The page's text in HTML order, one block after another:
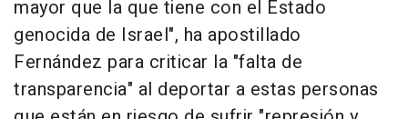
mayor que la que tiene con el Estado
genocida de Israel", ha apostillado
Fernández para criticar la "falta de
transparencia" al deportar a estas personas